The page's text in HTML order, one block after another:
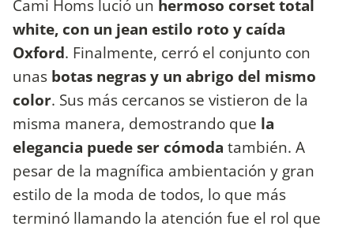
Cami Homs lució un hermoso corset total
white, con un jean estilo roto y caída
Oxford. Finalmente, cerró el conjunto con
unas botas negras y un abrigo del mismo
color. Sus más cercanos se vistieron de la
misma manera, demostrando que la
elegancia puede ser cómoda también. A
pesar de la magnífica ambientación y gran
estilo de la moda de todos, lo que más
terminó llamando la atención fue el rol que